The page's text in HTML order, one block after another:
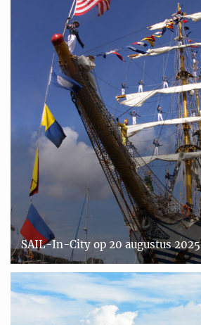
SAIL-In-City op 20 augustus 2025